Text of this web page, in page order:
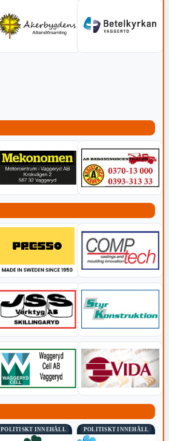
POLITISKT INNEHÅLL POLITISKT INNEHÅLL